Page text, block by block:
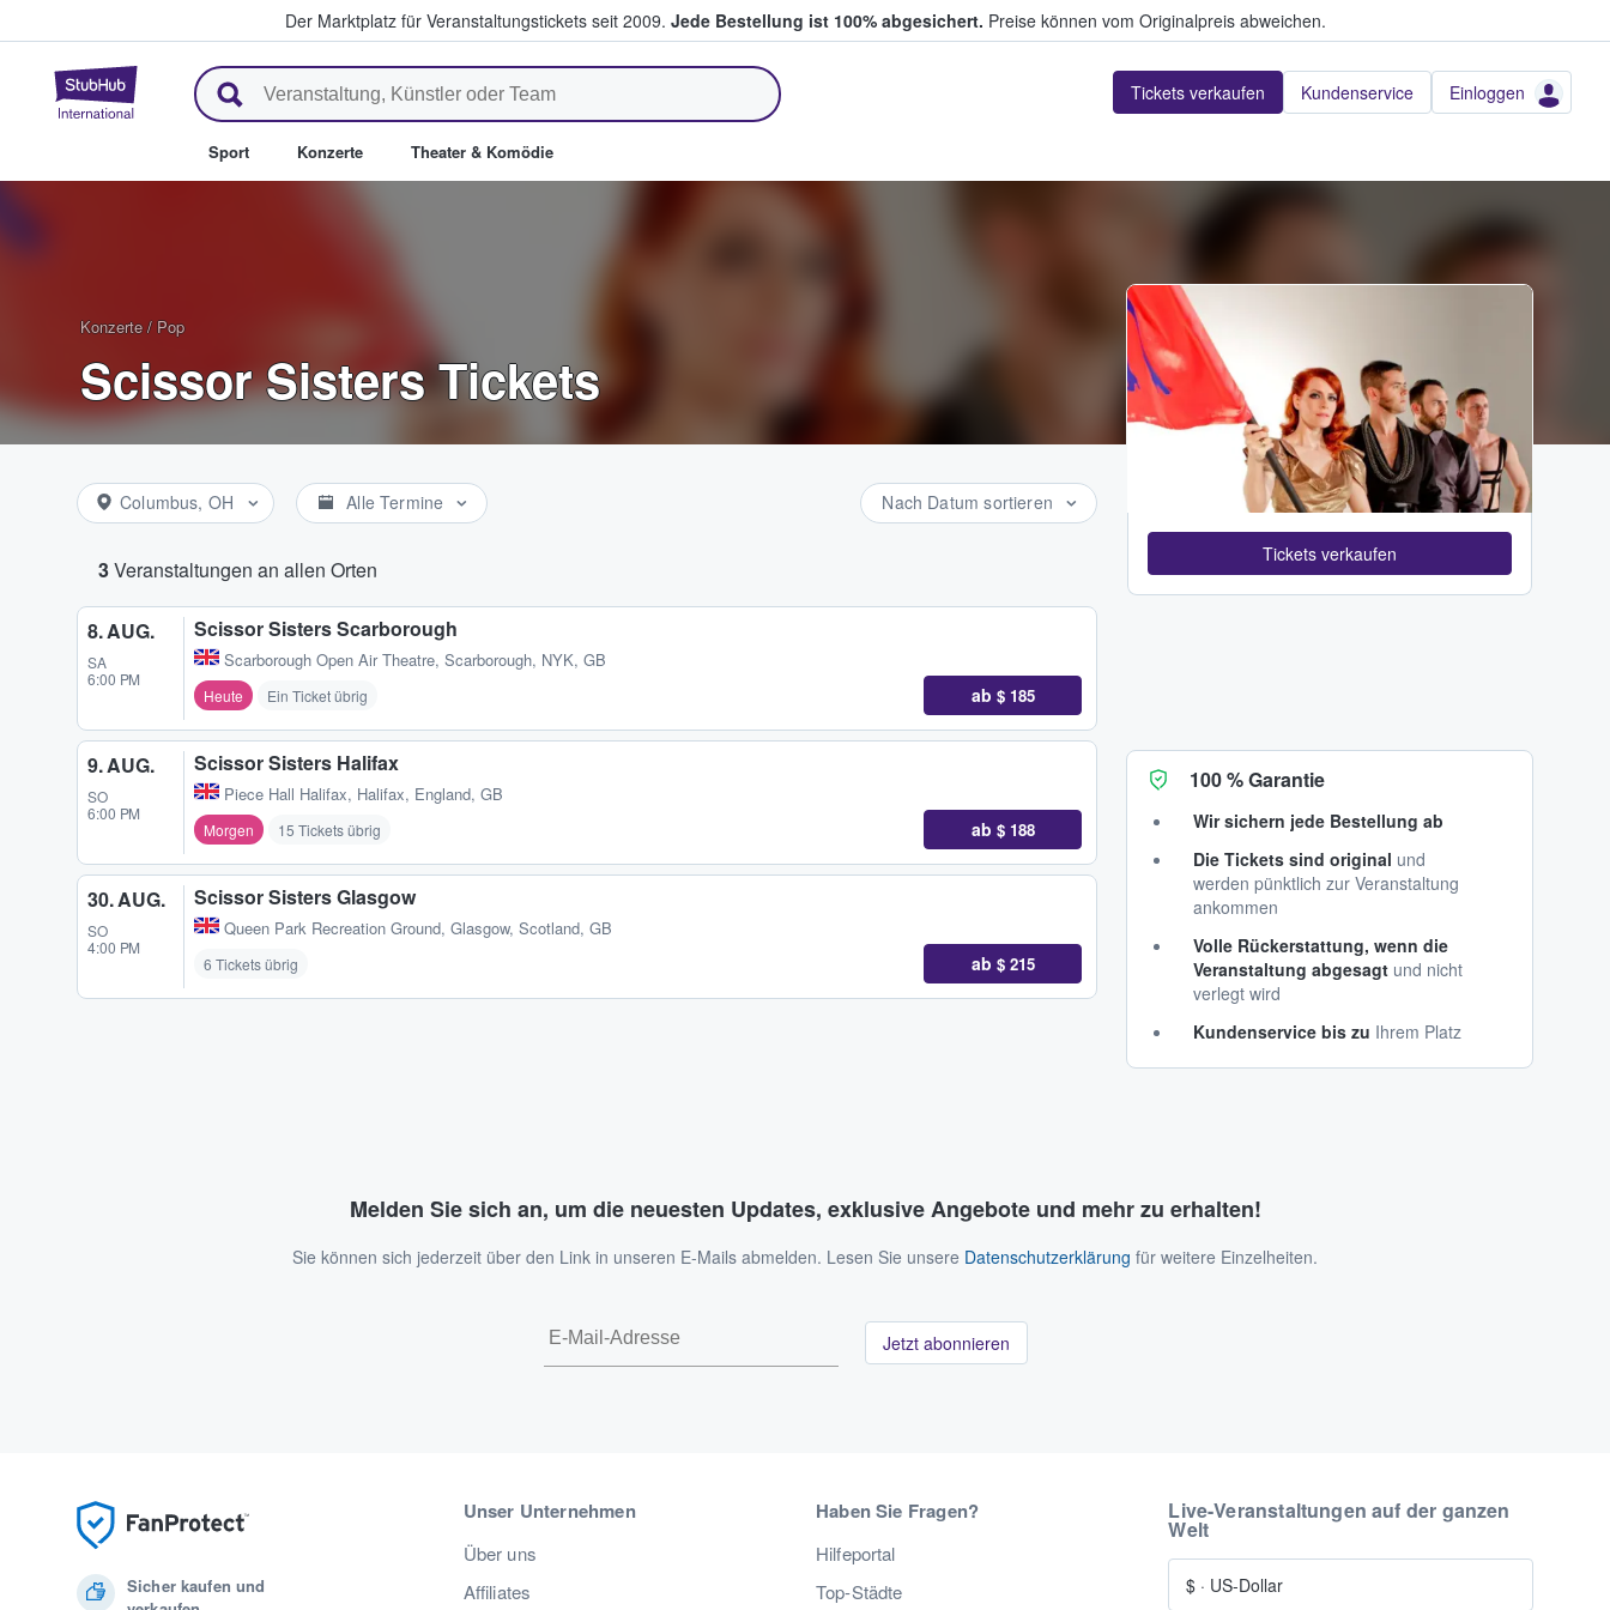
Der Marktplatz für Veranstaltungstickets seit 2009. Jede Bestellung ist 100% abgesichert. Preise können vom Originalpreis abweichen.
StubHub - Wo Fans Tickets kaufen & verkaufen Tickets verkaufen Kundenservice Einloggen
Sport Konzerte Theater & Komödie
Konzerte / Pop
Scissor Sisters Tickets
Columbus, OH Alle Termine Nach Datum sortieren
3Veranstaltungen an allen Orten
8. AUG.
SA
6:00 PM
Scissor Sisters Scarborough
Scarborough Open Air Theatre, Scarborough, NYK, GB
Heute Ein Ticket übrig ab $ 185
9. AUG.
SO
6:00 PM
Scissor Sisters Halifax
Piece Hall Halifax, Halifax, England, GB
Morgen 15 Tickets übrig ab $ 188
30. AUG.
SO
4:00 PM
Scissor Sisters Glasgow
Queen Park Recreation Ground, Glasgow, Scotland, GB
6 Tickets übrig ab $ 215
Tickets verkaufen
100 % Garantie
Wir sichern jede Bestellung ab
Die Tickets sind original und
werden pünktlich zur Veranstaltung
ankommen
Volle Rückerstattung, wenn die
Veranstaltung abgesagt und nicht
verlegt wird
Kundenservice bis zu Ihrem Platz
Melden Sie sich an, um die neuesten Updates, exklusive Angebote und mehr zu erhalten!
Sie können sich jederzeit über den Link in unseren E-Mails abmelden. Lesen Sie unsere Datenschutzerklärung für weitere Einzelheiten.
Jetzt abonnieren
Sicher kaufen und
Unser Unternehmen
Über uns
Affiliates
Haben Sie Fragen?
Hilfeportal
Top-Städte
Live-Veranstaltungen auf der ganzen
Welt
$ · US-Dollar